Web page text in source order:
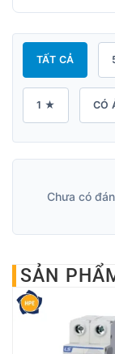
TẤT CẢ
1 ★ CÓ
Chưa có
SẢN